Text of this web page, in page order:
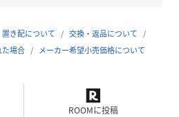
やすくデザインしました。
ロントレザーのショルダーベルト
ています。
置き配について
交換・返品について
場合
メーカー希望小売価格について
ROOMに投稿